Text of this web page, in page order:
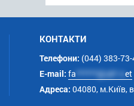
КОНТАКТИ
Телефони: (044) 383-
E-mail: fa ******@uk*.net
Адреса: 04080, м.Київ,